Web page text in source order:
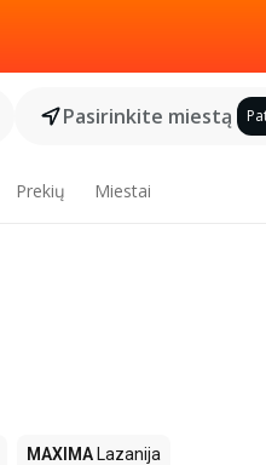
Pasirinkite miestą
Prekių Miestai
MAXIMA Lazanija